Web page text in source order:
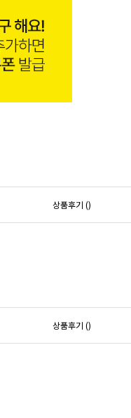
상품후기 ()
상품후기 ()